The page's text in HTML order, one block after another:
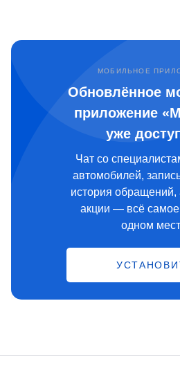
МОБИЛЬНОЕ
Обновлённое
приложение
уже
Чат со
автомобилей,
история обращений,
акции — всё
одном